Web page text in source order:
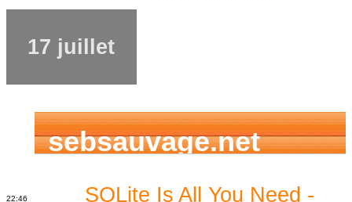
17 juillet
sebsauvage.net
22:46
SQLite Is All You Need -